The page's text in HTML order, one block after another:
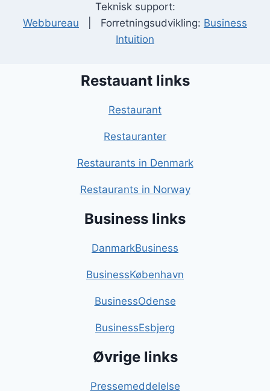
Teknisk support:
Webbureau | Forretningsudvikling: Business
Intuition
Restauant links
Restaurant
Restauranter
Restaurants in Denmark
Restaurants in Norway
Business links
DanmarkBusiness
BusinessKøbenhavn
BusinessOdense
BusinessEsbjerg
Øvrige links
Pressemeddelelse